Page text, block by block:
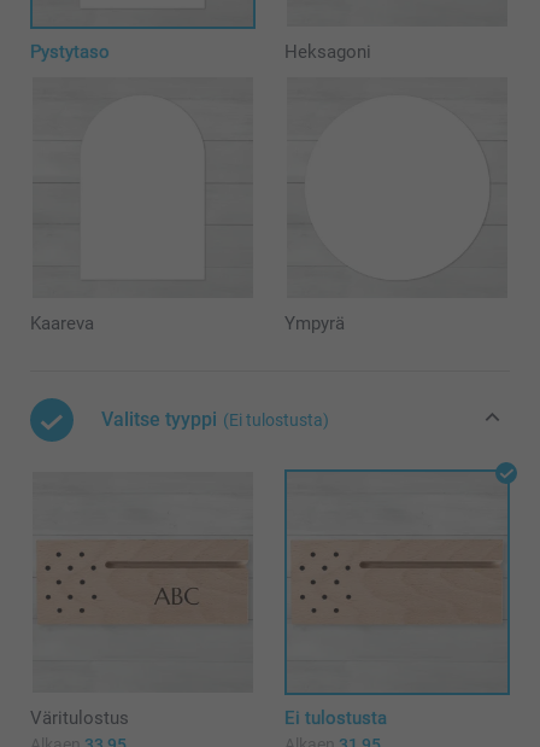
Pystytaso Heksagoni
Kaareva Ympyrä
Valitse tyyppi (Ei tulostusta)
Väritulostus Ei tulostusta